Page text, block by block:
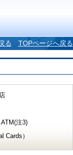
る TOPページへ戻る
注3)
Cards）